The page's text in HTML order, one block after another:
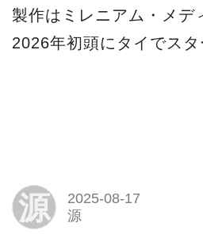
製作はミレニアム・メデ
2026年初頭にタイでスタ
源
2025-08-17
源